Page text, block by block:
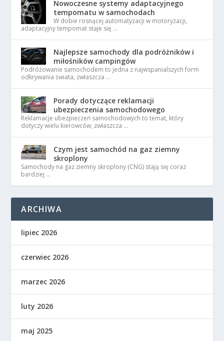
Nowoczesne systemy adaptacyjnego
tempomatu w samochodach
W dobie rosnącej automatyzacji w motoryzacji,
adaptacyjny tempomat staje się …
Najlepsze samochody dla podróżników i
miłośników campingów
Podróżowanie samochodem to jedna z najwspanialszych form
odkrywania świata, zwłaszcza …
Porady dotyczące reklamacji
ubezpieczenia samochodowego
Reklamacje ubezpieczeń samochodowych to temat, który
dotyczy wielu kierowców, zwłaszcza …
Czym jest samochód na gaz ziemny
skroplony
Samochody na gaz ziemny skroplony (CNG) stają się coraz
bardziej …
ARCHIWA
lipiec 2026
czerwiec 2026
marzec 2026
luty 2026
maj 2025